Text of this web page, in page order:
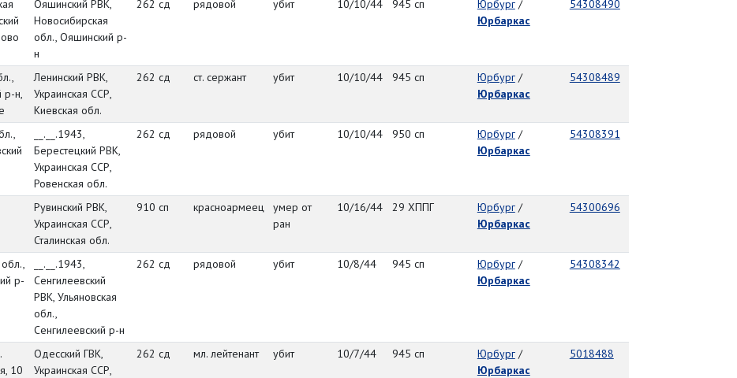
Ояшинский РВК,
Новосибирская
обл., Ояшинский р-
н
262 сд рядовой убит 10/10/44 945 сп Юрбург/
Юрбаркас
54308490
р-н,
Ленинский РВК,
Украинская ССР,
Киевская обл.
262 сд ст. сержант убит 10/10/44 945 сп Юрбург/
Юрбаркас
54308489
__.__.1943,
Берестецкий РВК,
Украинская ССР,
Ровенская обл.
262 сд рядовой убит 10/10/44 950 сп Юрбург/
Юрбаркас
54308391
Рувинский РВК,
Украинская ССР,
Сталинская обл.
910 сп красноармеец
умер от
ран
10/16/44 29 ХППГ Юрбург/
Юрбаркас
54300696
р-
__.__.1943,
Сенгилеевский
РВК, Ульяновская
обл.,
Сенгилеевский р-н
262 сд рядовой убит 10/8/44 945 сп Юрбург/
Юрбаркас
54308342
10
Одесский ГВК,
Украинская ССР,
262 сд мл. лейтенант убит 10/7/44 945 сп Юрбург/
Юрбаркас
5018488